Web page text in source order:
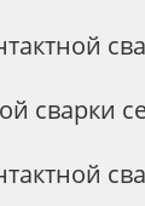
сварки